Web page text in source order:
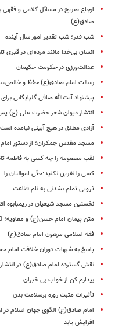
ارجاع صریح در مسائل کلامی و
صادق(ع)
شب قدر؛ شب تقدیر امور سال آینده
انسان بی‌خدا مانند مرده‌ای در قبری
عدالت‌ورزی در حکومت حکیمان
رسالت امام صادق(ع) حفظ و
پیشنهاد آیت‌الله صافی‌ گلپایگانی
انتشار دیوان شعر حضرت علی (ع) پس از
آزادی مطلق در هیچ آیینی نیامده است
مسجد مقدس جمکران؛ از دستور
لقب معصومه را چه کسی به فاطمه
کسی را نفرین نکنید؛حتّی اموالتان را
ثروتی تمام نشدنی به نام قناعت
نخستین مسجد شیعیان در زیمبابوه
متن پیمان امام حسن(ع) و معاویه؛ 200 هزار درهم جایزه ترور حضرت
فقه اسلامی مرهون امام صادق(ع)
پاسخ به شبهات دوران خلافت امام
نقش گسترده‌ امام صادق(ع) در
بیدارم کن از خواب بی خبران
تأثیرات مثبت روزه برسلامت بدن
امام صادق(ع) الگوی جهان اسلام در
افرایش یابد